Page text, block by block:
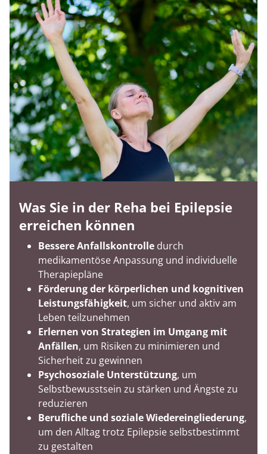
Was Sie in der Reha bei Epilepsie
erreichen können
Bessere Anfallskontrolle durch
medikamentöse Anpassung und individuelle
Therapiepläne
Förderung der körperlichen und kognitiven
Leistungsfähigkeit, um sicher und aktiv am
Leben teilzunehmen
Erlernen von Strategien im Umgang mit
Anfällen, um Risiken zu minimieren und
Sicherheit zu gewinnen
Psychosoziale Unterstützung, um
Selbstbewusstsein zu stärken und Ängste zu
reduzieren
Berufliche und soziale Wiedereingliederung,
um den Alltag trotz Epilepsie selbstbestimmt
zu gestalten